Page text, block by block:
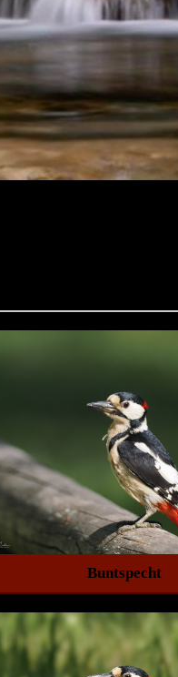
Buntspecht